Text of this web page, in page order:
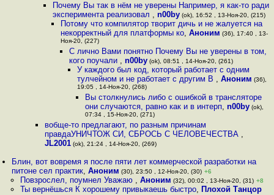
Почему Вы так в нём не уверены Например, я как-то ради
эксперимента реализовал , n00by(ok), 16:52 , 13-Ноя-20, (215)
Потому что компилятор творит дичь и не жалуется на
некорректный для платформы ко,Аноним (36), 17:40 , 13-
Ноя-20, (227)
С лично Вами понятно Почему Вы не уверены в том,
кого поучали , n00by(ok), 08:51 , 14-Ноя-20, (261)
У каждого был код, который работает с одним
тулчейном и не работает с другим В , Аноним (36),
19:05 , 14-Ноя-20, (268)
Вы столкнулись либо с ошибкой в трансляторе
они случаются, равно как и в интерп,n00by (ok),
07:34 , 15-Ноя-20, (271)
вобще-то предлагают, по разным причинам
правдаУНИЧТОЖ СИ, СБРОСЬ С ЧЕЛОВЕЧЕСТВА ,
JL2001(ok), 21:24 , 14-Ноя-20, (269)
Блин, вот вовремя я после пяти лет коммерческой разработки на
питоне сел практик,Аноним (30), 23:50 , 12-Ноя-20, (30) +6
Повзрослел, поумнел Уважаю , Аноним (32), 00:02 , 13-Ноя-20, (31) +8
Ты вернёшься К хорошему привыкаешь быстро, Плохой Танцор